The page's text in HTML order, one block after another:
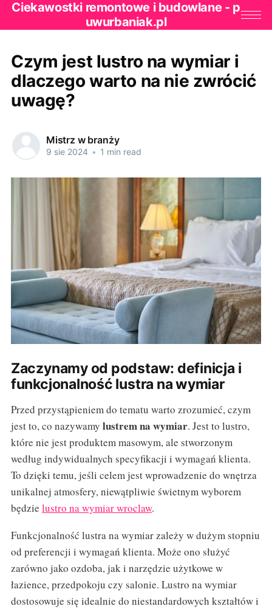
Ciekawostki remontowe i budowlane - p
uwurbaniak.pl
Czym jest lustro na wymiar i
dlaczego warto na nie zwrócić
uwagę?
Mistrz w branży
9 sie 2024 • 1 min read
Zaczynamy od podstaw: definicja i
funkcjonalność lustra na wymiar
Przed przystąpieniem do tematu warto zrozumieć, czym
jest to, co nazywamy lustrem na wymiar. Jest to lustro,
które nie jest produktem masowym, ale stworzonym
według indywidualnych specyfikacji i wymagań klienta.
To dzięki temu, jeśli celem jest wprowadzenie do wnętrza
unikalnej atmosfery, niewątpliwie świetnym wyborem
będzie lustro na wymiar wroclaw.
Funkcjonalność lustra na wymiar zależy w dużym stopniu
od preferencji i wymagań klienta. Może ono służyć
zarówno jako ozdoba, jak i narzędzie użytkowe w
łazience, przedpokoju czy salonie. Lustro na wymiar
dostosowuje się idealnie do niestandardowych kształtów i